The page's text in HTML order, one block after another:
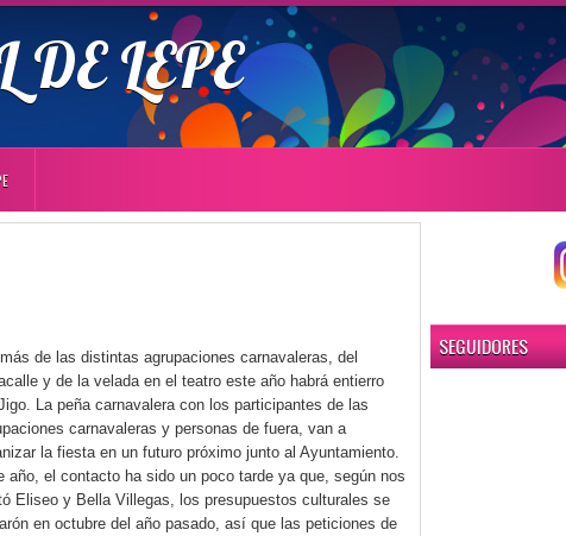
LEPE
de las distintas agrupaciones carnavaleras, del
y de la velada en el teatro este año habrá entierro
La peña carnavalera con los participantes de las
carnavaleras y personas de fuera, van a
la fiesta en un futuro próximo junto al Ayuntamiento.
año, el contacto ha sido un poco tarde ya que, según nos
Eliseo y Bella Villegas, los presupuestos culturales se
en octubre del año pasado, así que las peticiones de
SEGUIDORES